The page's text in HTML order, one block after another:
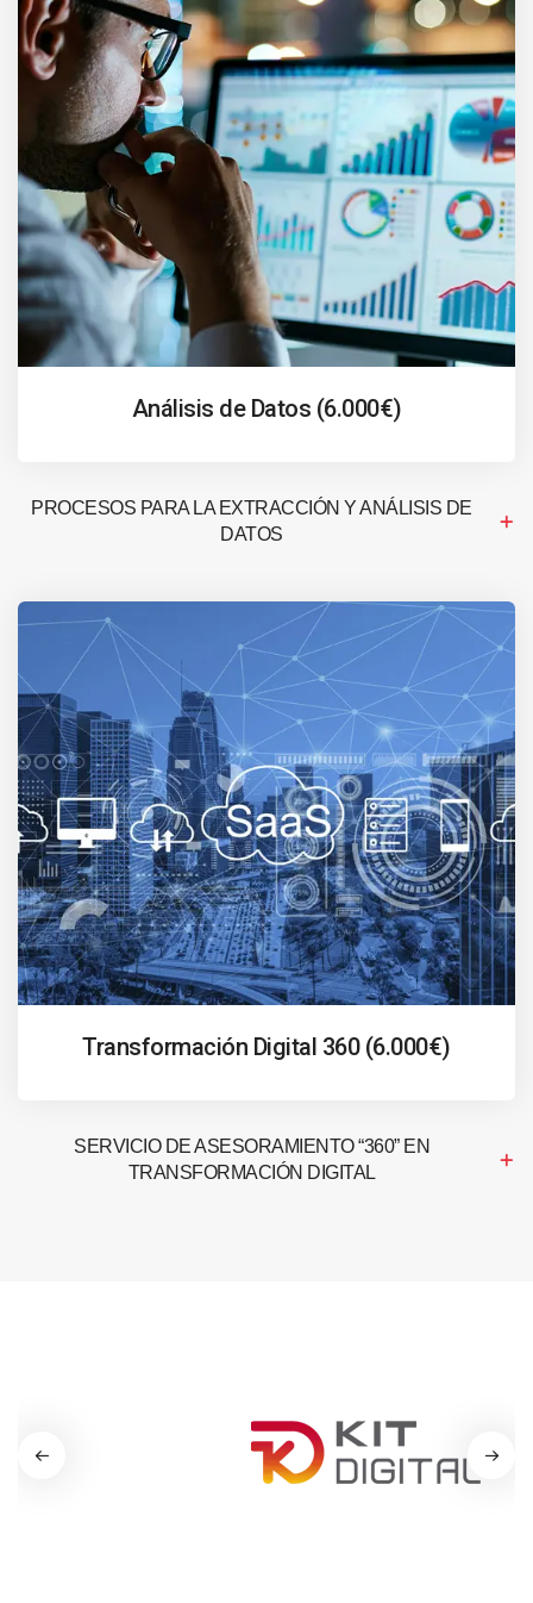
Análisis de Datos (6.000€)
PROCESOS PARA LA EXTRACCIÓN Y ANÁLISIS DE
DATOS
Transformación Digital 360 (6.000€)
SERVICIO DE ASESORAMIENTO “360” EN
TRANSFORMACIÓN DIGITAL